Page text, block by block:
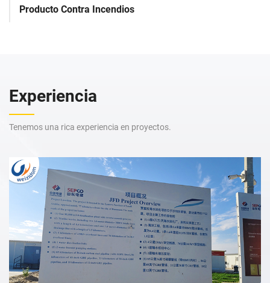
Producto Contra Incendios
Experiencia
Tenemos una rica experiencia en proyectos.